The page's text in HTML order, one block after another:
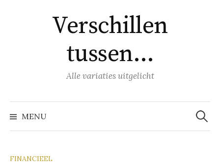
Verschillen
tussen…
Alle variaties uitgelicht
MENU
Zoeken
naar:
FINANCIEEL